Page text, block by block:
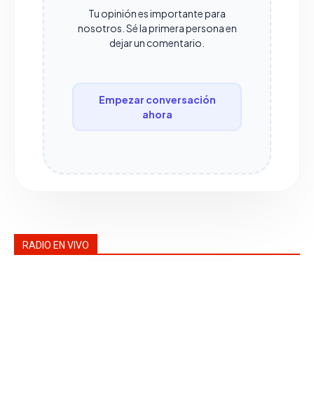
Tu opinión es importante para
nosotros. Sé la primera persona en
dejar un comentario.
Empezar conversación
ahora
RADIO EN VIVO